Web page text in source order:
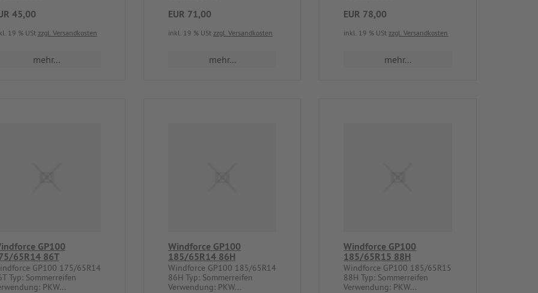
45,00
19 % USt zzgl. Versandkosten
mehr...
EUR 71,00
inkl. 19 % USt zzgl. Versandkosten
mehr...
EUR 78,00
inkl. 19 % UStzzgl. Versandkosten
mehr...
GP100
65R14 86T
GP100 175/65R14
Typ: Sommerreifen
PKW...
Windforce GP100
185/65R14 86H
Windforce GP100 185/65R14
86H Typ: Sommerreifen
Verwendung: PKW...
Windforce GP100
185/65R15 88H
Windforce GP100 185/65R15
88H Typ: Sommerreifen
Verwendung: PKW...